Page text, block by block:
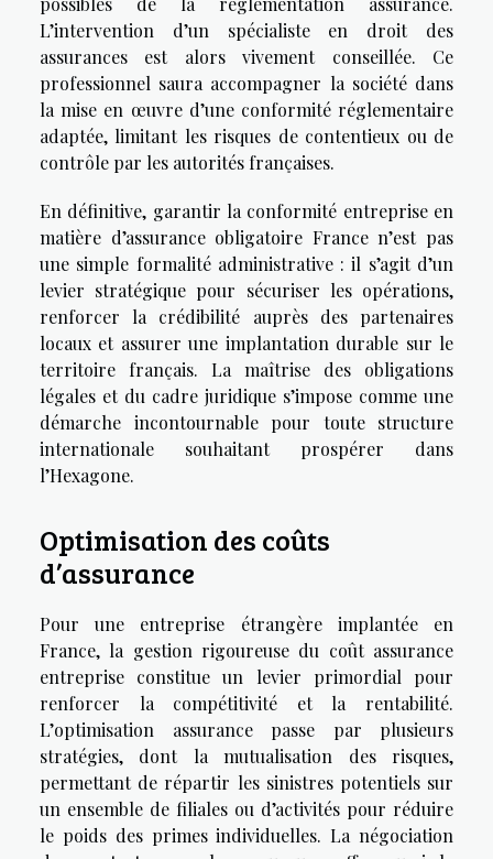
L’intervention d’un spécialiste en droit des
assurances est alors vivement conseillée. Ce
professionnel saura accompagner la société dans
la mise en œuvre d’une conformité réglementaire
adaptée, limitant les risques de contentieux ou de
contrôle par les autorités françaises.
En définitive, garantir la conformité entreprise en
matière d’assurance obligatoire France n’est pas
une simple formalité administrative : il s’agit d’un
levier stratégique pour sécuriser les opérations,
renforcer la crédibilité auprès des partenaires
locaux et assurer une implantation durable sur le
territoire français. La maîtrise des obligations
légales et du cadre juridique s’impose comme une
démarche incontournable pour toute structure
internationale souhaitant prospérer dans
l’Hexagone.
Optimisation des coûts
d’assurance
Pour une entreprise étrangère implantée en
France, la gestion rigoureuse du coût assurance
entreprise constitue un levier primordial pour
renforcer la compétitivité et la rentabilité.
L’optimisation assurance passe par plusieurs
stratégies, dont la mutualisation des risques,
permettant de répartir les sinistres potentiels sur
un ensemble de filiales ou d’activités pour réduire
le poids des primes individuelles. La négociation